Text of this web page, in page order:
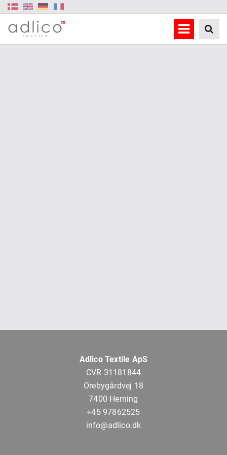
Adlico Textile ApS
CVR 31181844
Orebygårdvej 18
7400 Herning
+45 97862525
info@adlico.dk